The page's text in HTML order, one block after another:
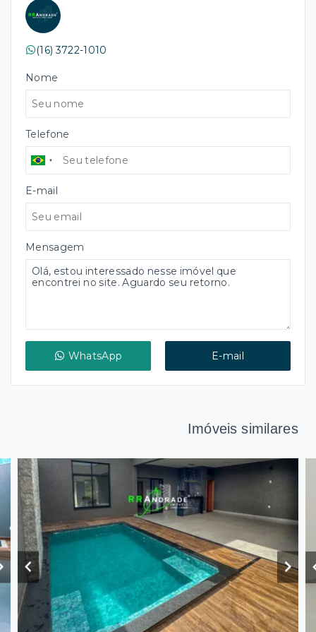
(16) 3722-1010
Nome
Telefone
E-mail
Mensagem
WhatsApp E-mail
Imóveis similares